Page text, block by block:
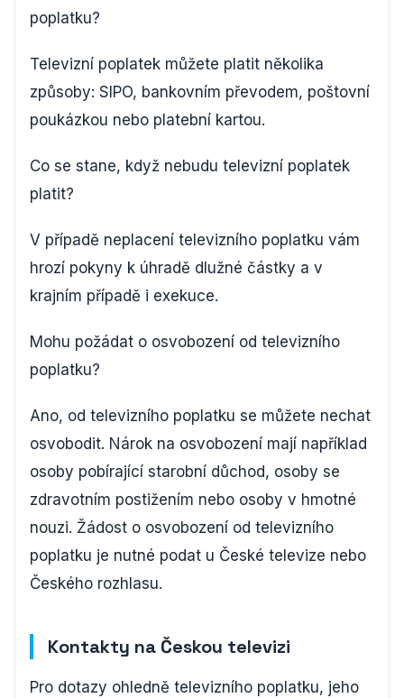
poplatku?
Televizní poplatek můžete platit několika
způsoby: SIPO, bankovním převodem, poštovní
poukázkou nebo platební kartou.
Co se stane, když nebudu televizní poplatek
platit?
V případě neplacení televizního poplatku vám
hrozí pokyny k úhradě dlužné částky a v
krajním případě i exekuce.
Mohu požádat o osvobození od televizního
poplatku?
Ano, od televizního poplatku se můžete nechat
osvobodit. Nárok na osvobození mají například
osoby pobírající starobní důchod, osoby se
zdravotním postižením nebo osoby v hmotné
nouzi. Žádost o osvobození od televizního
poplatku je nutné podat u České televize nebo
Českého rozhlasu.
Kontakty na Českou televizi
Pro dotazy ohledně televizního poplatku, jeho